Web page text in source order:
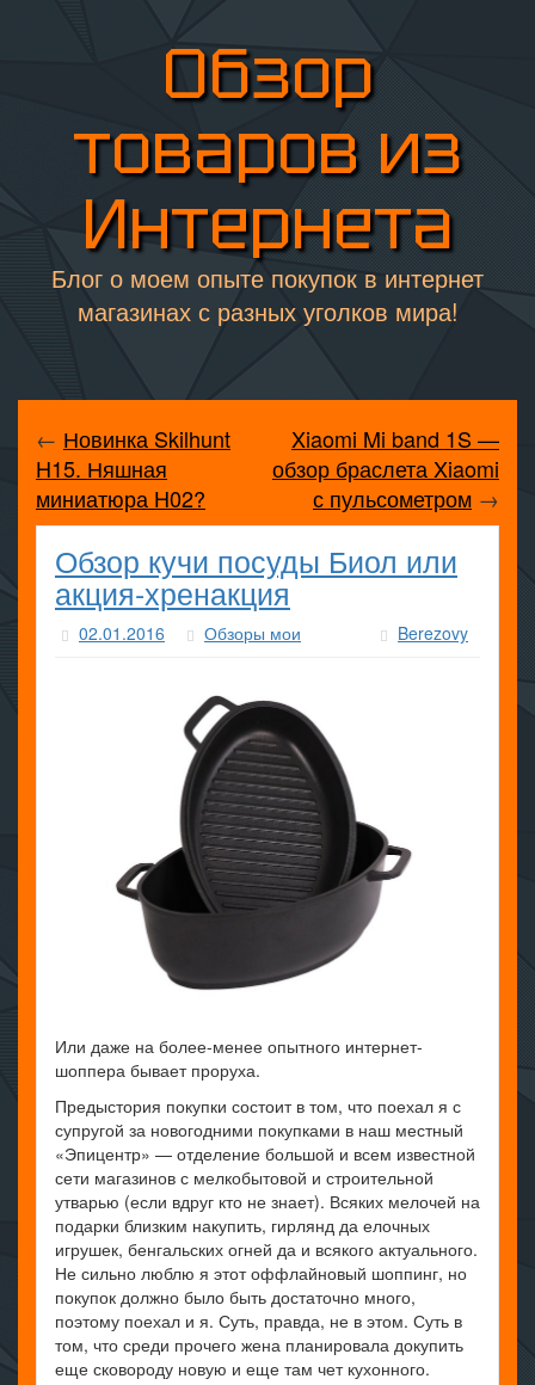
Обзор
товаров из
Интернета
Блог о моем опыте покупок в интернет
магазинах с разных уголков мира!
← Новинка Skilhunt
H15. Няшная
миниатюра H02?
Xiaomi Mi band 1S —
обзор браслета Xiaomi
с пульсометром →
Обзор кучи посуды Биол или
акция-хренакция
02.01.2016 Обзоры мои Berezovy
Или даже на более-менее опытного интернет-
шоппера бывает проруха.
Предыстория покупки состоит в том, что поехал я с
супругой за новогодними покупками в наш местный
«Эпицентр» — отделение большой и всем известной
сети магазинов с мелкобытовой и строительной
утварью (если вдруг кто не знает). Всяких мелочей на
подарки близким накупить, гирлянд да елочных
игрушек, бенгальских огней да и всякого актуального.
Не сильно люблю я этот оффлайновый шоппинг, но
покупок должно было быть достаточно много,
поэтому поехал и я. Суть, правда, не в этом. Суть в
том, что среди прочего жена планировала докупить
еще сковороду новую и еще там чет кухонного.